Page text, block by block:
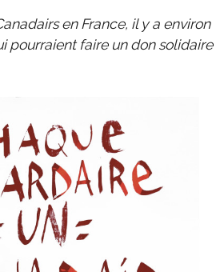
en France, il y a environ
pourraient faire un don solidaire